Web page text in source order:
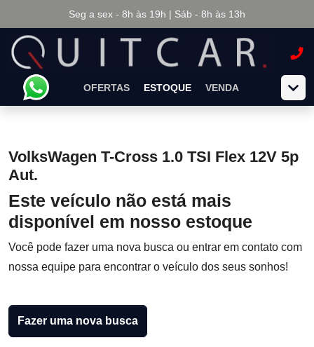
Seg a sex - 8h às 19h | Sáb - 8h às 13h
OFERTAS ESTOQUE VENDA
VolksWagen T-Cross 1.0 TSI Flex 12V 5p
Aut.
Este veículo não está mais
disponível em nosso estoque
Você pode fazer uma nova busca ou entrar em contato com
nossa equipe para encontrar o veículo dos seus sonhos!
Fazer uma nova busca